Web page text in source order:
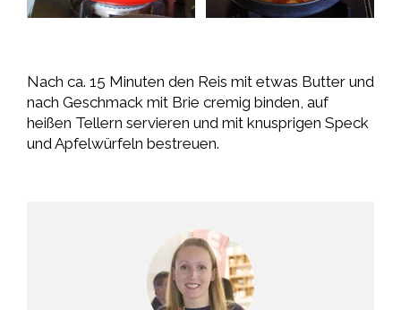
Nach ca. 15 Minuten den Reis mit etwas Butter und
nach Geschmack mit Brie cremig binden, auf
heißen Tellern servieren und mit knusprigen Speck
und Apfelwürfeln bestreuen.